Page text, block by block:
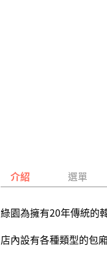
介紹 選單
綠園為擁有20年傳統的
店內設有各種類型的包